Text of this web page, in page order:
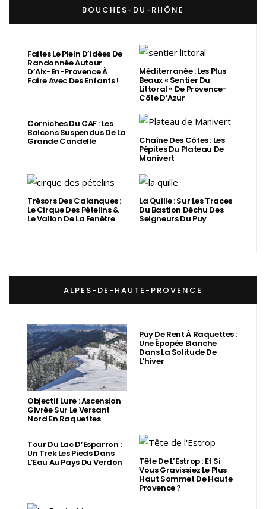
BOUCHES-DU-RHÔNE
Faites Le Plein D’idées De
Randonnée Autour
D’Aix-En-Provence À
Faire Avec Des Enfants !
Méditerranée : Les Plus
Beaux « Sentier Du
Littoral » De Provence-
Côte D’Azur
Corniches Du CAF : Les
Balcons Suspendus De La
Grande Candelle Chaîne Des Côtes : Les
Pépites Du Plateau De
Manivert
Trésors Des Calanques :
Le Cirque Des Pételins &
Le Vallon De La Fenêtre
La Quille : Sur Les Traces
Du Bastion Déchu Des
Seigneurs Du Puy
ALPES-DE-HAUTE-PROVENCE
Objectif Lure : Ascension
Givrée Sur Le Versant
Nord En Raquettes
Puy De Rent À Raquettes :
Une Épopée Blanche
Dans La Solitude De
L’hiver
Tour Du Lac D’Esparron :
Un Trek Les Pieds Dans
L’Eau Au Pays Du Verdon Tête De L’Estrop : Et Si
Vous Gravissiez Le Plus
Haut Sommet De Haute
Provence ?